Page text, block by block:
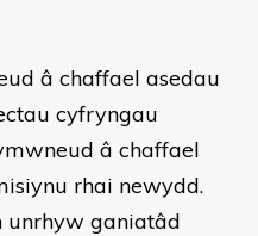
â chaffael asedau
cyfryngau
â chaffael
rhai newydd.
unrhyw ganiatâd